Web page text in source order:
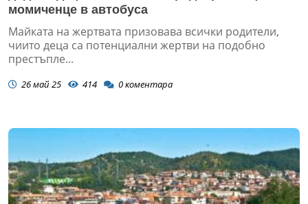
момиченце в автобуса
Майката на жертвата призовава всички родители,
чиито деца са потенциални жертви на подобно
престъпле...
26 май 25 414 0коментара